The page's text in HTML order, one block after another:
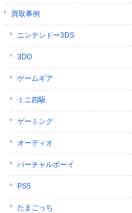
買取事例
ニンテンドー3DS
3DO
ゲームギア
ミニ四駆
ゲーミング
オーディオ
バーチャルボーイ
PS5
たまごっち